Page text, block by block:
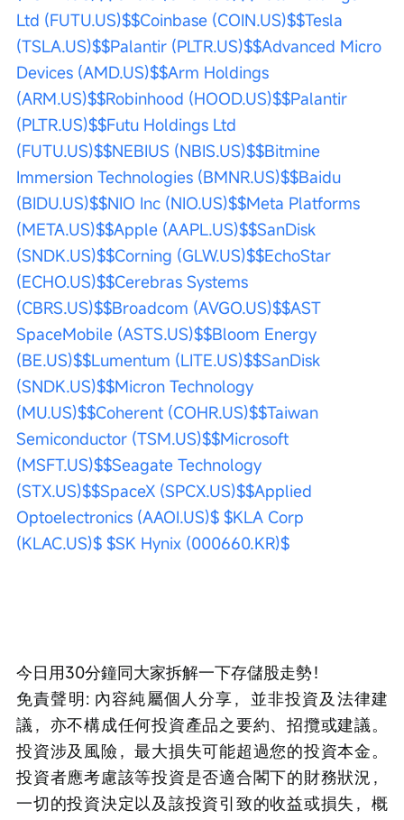
Ltd (FUTU.US)$$Coinbase (COIN.US)$$Tesla
(TSLA.US)$$Palantir (PLTR.US)$$Advanced Micro
Devices (AMD.US)$$Arm Holdings
(ARM.US)$$Robinhood (HOOD.US)$$Palantir
(PLTR.US)$$Futu Holdings Ltd
(FUTU.US)$$NEBIUS (NBIS.US)$$Bitmine
Immersion Technologies (BMNR.US)$$Baidu
(BIDU.US)$$NIO Inc (NIO.US)$$Meta Platforms
(META.US)$$Apple (AAPL.US)$$SanDisk
(SNDK.US)$$Corning (GLW.US)$$EchoStar
(ECHO.US)$$Cerebras Systems
(CBRS.US)$$Broadcom (AVGO.US)$$AST
SpaceMobile (ASTS.US)$$Bloom Energy
(BE.US)$$Lumentum (LITE.US)$$SanDisk
(SNDK.US)$$Micron Technology
(MU.US)$$Coherent (COHR.US)$$Taiwan
Semiconductor (TSM.US)$$Microsoft
(MSFT.US)$$Seagate Technology
(STX.US)$$SpaceX (SPCX.US)$$Applied
Optoelectronics (AAOI.US)$ $KLA Corp
(KLAC.US)$ $SK Hynix (000660.KR)$
今日用30分鐘同大家拆解一下存儲股走勢！
免責聲明: 內容純屬個人分享，並非投資及法律建
議，亦不構成任何投資產品之要約、招攬或建議。
投資涉及風險，最大損失可能超過您的投資本金。
投資者應考慮該等投資是否適合閣下的財務狀況，
一切的投資決定以及該投資引致的收益或損失，概